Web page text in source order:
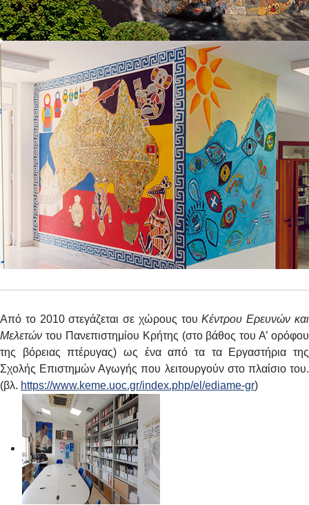
Από το 2010 στεγάζεται σε χώρους τουΚέντρου Ερευνών και
Μελετών του Πανεπιστημίου Κρήτης (στο βάθος του Α’ ορόφου
της βόρειας πτέρυγας) ως ένα από τα τα Εργαστήρια της
Σχολής Επιστημών Αγωγής που λειτουργούν στο πλαίσιο του.
(βλ. https://www.keme.uoc.gr/index.php/el/ediame-gr)